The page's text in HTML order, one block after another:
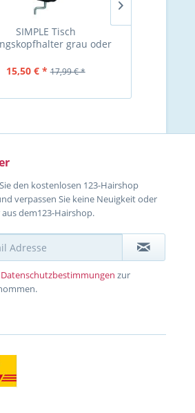
SIMPLE Tisch
grau oder
15,50 € * 17,99 € *
den kostenlosen 123-Hairshop
verpassen Sie keine Neuigkeit oder
dem123-Hairshop.
Datenschutzbestimmungen zur